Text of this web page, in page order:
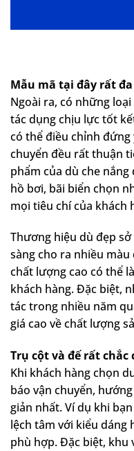
Mẫu mã tại đây rất
Ngoài ra, có những
tác dụng chịu lực tốt
có thể điều chỉnh
chuyển đều rất thuận
phẩm của dù che
hồ bơi, bãi biển chọn
mọi tiêu chí của khách
Thương hiệu dù đẹp
sàng cho ra nhiều
chất lượng cao có thể
khách hàng. Đặc biệt,
tác trong nhiều năm
giá cao về chất lượng
Trụ cột và đế rất chắc
Khi khách hàng chọn
báo vận chuyển,
giản nhất. Ví dụ khi
lệch tâm với kiểu dáng
phù hợp. Đặc biệt, khu